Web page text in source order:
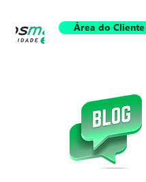
Área do Cliente